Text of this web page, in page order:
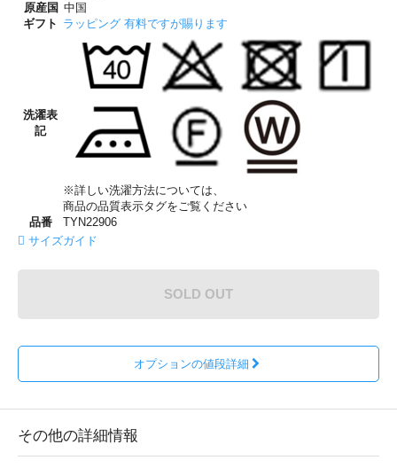
原産国 中国
ギフト ラッピング 有料ですが賜ります
洗濯表
記
※詳しい洗濯方法については、
商品の品質表示タグをご覧ください
品番
TYN22906
サイズガイド
SOLD OUT
オプションの値段詳細
その他の詳細情報